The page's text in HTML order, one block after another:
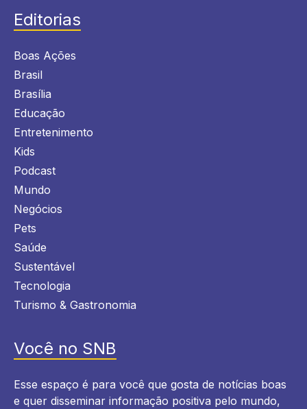
Editorias
Boas Ações
Brasil
Brasília
Educação
Entretenimento
Kids
Podcast
Mundo
Negócios
Pets
Saúde
Sustentável
Tecnologia
Turismo & Gastronomia
Você no SNB
Esse espaço é para você que gosta de notícias boas
e quer disseminar informação positiva pelo mundo,